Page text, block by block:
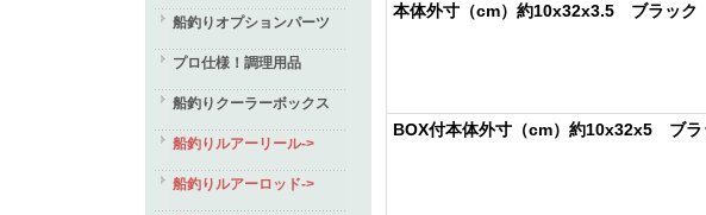
船釣りオプションパーツ
プロ仕様！調理用品
船釣りクーラーボックス
船釣りルアーリール->
船釣りルアーロッド->
本体外寸（cm）約10x32x3.5 ブラック
BOX付本体外寸（cm）約10x32x5 ブラ